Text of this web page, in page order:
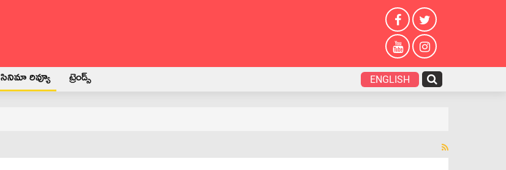
సినిమా రివ్యూ ట్రెండ్స్ ENGLISH